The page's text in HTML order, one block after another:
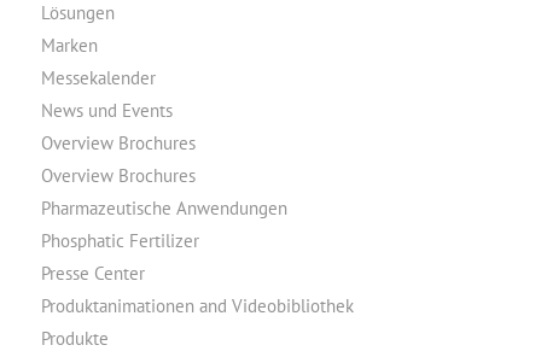
Lösungen
Marken
Messekalender
News und Events
Overview Brochures
Overview Brochures
Pharmazeutische Anwendungen
Phosphatic Fertilizer
Presse Center
Produktanimationen and Videobibliothek
Produkte